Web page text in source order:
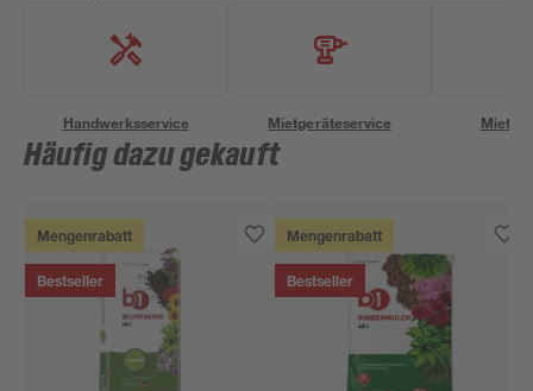
Handwerksservice Mietgeräteservice
Häufig dazu gekauft
Mengenrabatt
Bestseller
Mengenrabatt
Bestseller